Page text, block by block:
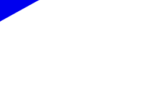
नागौर के निर्देशन में ऑपरेशन नशा